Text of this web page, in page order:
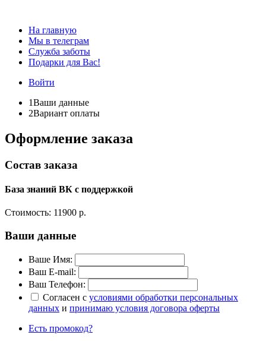
На главную
Мы в телеграм
Служба заботы
Подарки для Вас!
Войти
1Ваши данные
2Вариант оплаты
Оформление заказа
Состав заказа
База знаний ВК с поддержкой
Стоимость: 11900 р.
Ваши данные
Ваше Имя:
Ваш E-mail:
Ваш Телефон:
Согласен с условиями обработки персональных
данных и принимаю условия договора оферты
Есть промокод?